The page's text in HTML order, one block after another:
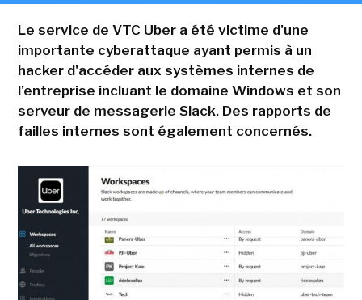
Le service de VTC Uber a été victime d'une
importante cyberattaque ayant permis à un
hacker d'accéder aux systèmes internes de
l'entreprise incluant le domaine Windows et son
serveur de messagerie Slack. Des rapports de
failles internes sont également concernés.